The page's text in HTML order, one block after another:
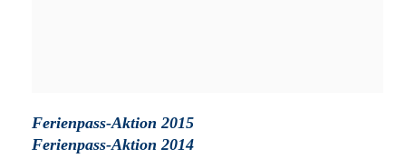
Ferienpass-Aktion 2015
Ferienpass-Aktion 2014